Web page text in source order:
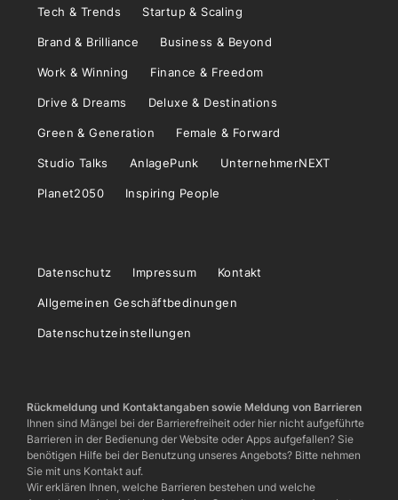
Tech & Trends Startup & Scaling
Brand & Brilliance Business & Beyond
Work & Winning Finance & Freedom
Drive & Dreams Deluxe & Destinations
Green & Generation Female & Forward
Studio Talks AnlagePunk UnternehmerNEXT
Planet2050 Inspiring People
Datenschutz Impressum Kontakt
Allgemeinen Geschäftbedinungen
Datenschutzeinstellungen
Rückmeldung und Kontaktangaben sowie Meldung von Barrieren
Ihnen sind Mängel bei der Barrierefreiheit oder hier nicht aufgeführte
Barrieren in der Bedienung der Website oder Apps aufgefallen? Sie
benötigen Hilfe bei der Benutzung unseres Angebots? Bitte nehmen
Sie mit uns Kontakt auf.
Wir erklären Ihnen, welche Barrieren bestehen und welche